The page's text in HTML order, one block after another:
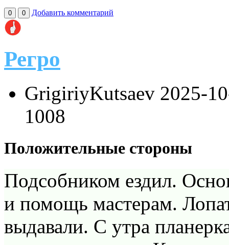
0 0 Добавить комментарий
Регро
GrigiriyKutsaev 2025-
1008
Положительные стороны
Подсобником ездил.
и помощь мастерам.
выдавали. С утра